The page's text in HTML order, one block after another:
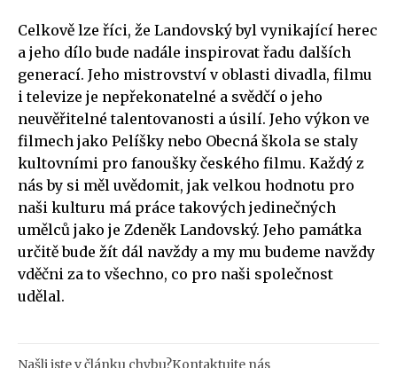
Celkově lze říci, že Landovský byl vynikající herec
a jeho dílo bude nadále inspirovat řadu dalších
generací. Jeho mistrovství v oblasti divadla, filmu
i televize je nepřekonatelné a svědčí o jeho
neuvěřitelné talentovanosti a úsilí. Jeho výkon ve
filmech jako Pelíšky nebo Obecná škola se staly
kultovními pro fanoušky českého filmu. Každý z
nás by si měl uvědomit, jak velkou hodnotu pro
naši kulturu má práce takových jedinečných
umělců jako je Zdeněk Landovský. Jeho památka
určitě bude žít dál navždy a my mu budeme navždy
vděčni za to všechno, co pro naši společnost
udělal.
Našli jste v článku chybu?Kontaktujte nás